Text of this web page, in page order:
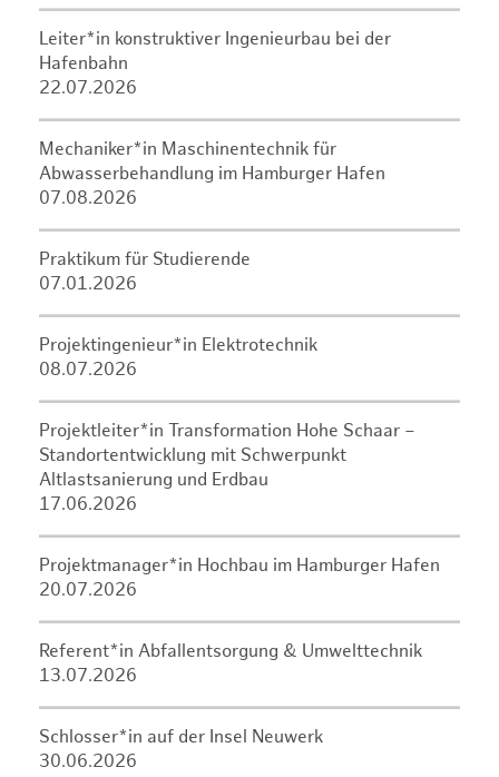
Leiter*in konstruktiver Ingenieurbau bei der
Hafenbahn
22.07.2026
Mechaniker*in Maschinentechnik für
Abwasserbehandlung im Hamburger Hafen
07.08.2026
Praktikum für Studierende
07.01.2026
Projektingenieur*in Elektrotechnik
08.07.2026
Projektleiter*in Transformation Hohe Schaar –
Standortentwicklung mit Schwerpunkt
Altlastsanierung und Erdbau
17.06.2026
Projektmanager*in Hochbau im Hamburger Hafen
20.07.2026
Referent*in Abfallentsorgung & Umwelttechnik
13.07.2026
Schlosser*in auf der Insel Neuwerk
30.06.2026